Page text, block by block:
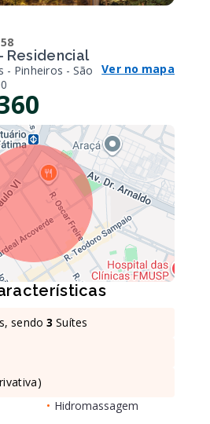
Residencial
- Pinheiros - São
Ver no mapa
sendo3 Suítes
)
• Hidromassagem